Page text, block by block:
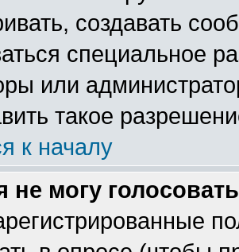
создавать
специальное
или
такое
к началу
не могу